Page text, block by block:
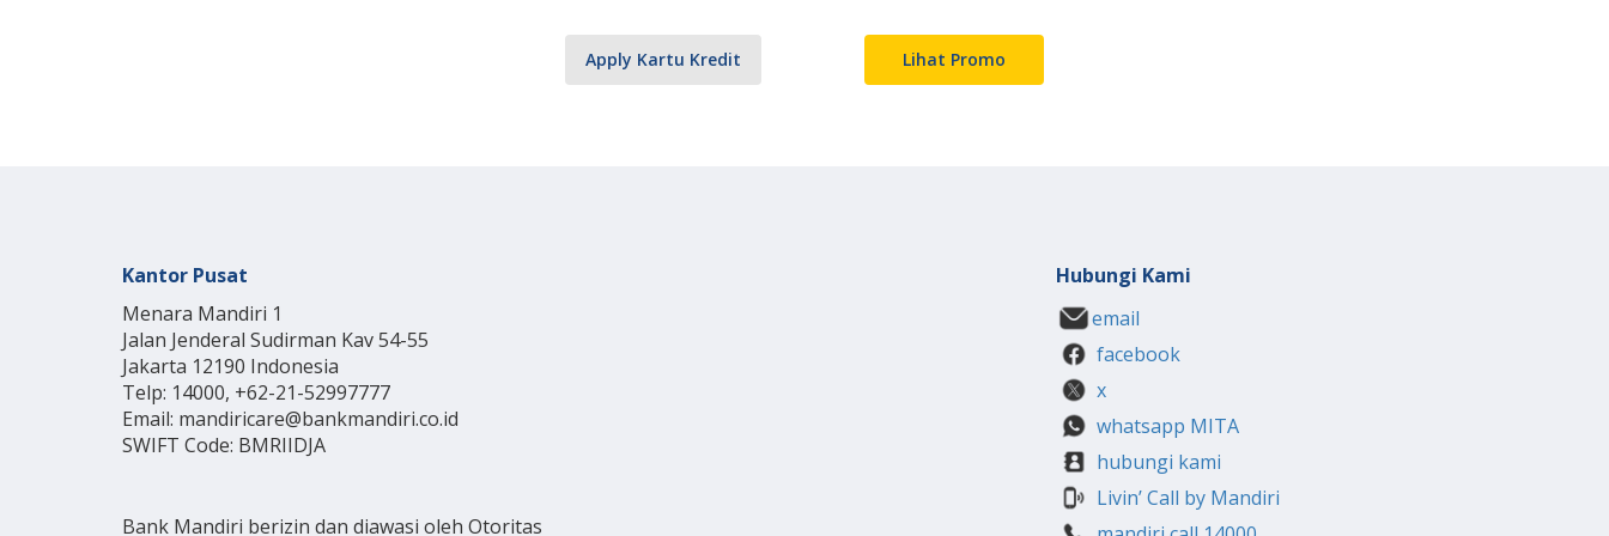
Apply Kartu Kredit Lihat Promo
Kantor Pusat
Menara Mandiri 1
Jalan Jenderal Sudirman Kav 54-55
Jakarta 12190 Indonesia
Telp: 14000, +62-21-52997777
Email: mandiricare@bankmandiri.co.id
SWIFT Code: BMRIIDJA
Bank Mandiri berizin dan diawasi oleh Otoritas
Hubungi Kami
email
facebook
x
whatsapp MITA
hubungi kami
Livin’ Call by Mandiri